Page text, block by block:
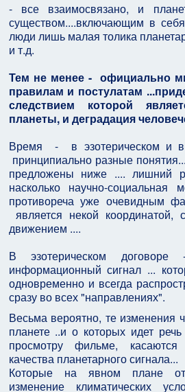
- все взаимосвязано, и
существом....включающим в
люди лишь малая толика
и т.д.
Тем не менее - официально
правилам и постулатам
следствием которой
планеты, и деградация
Время - в эзотерическом и
принципиально разные
предложены ниже .... лишний
насколько научно-социальная
противореча уже очевидным
является некой координатой,
движением ....
В эзотерическом
информационный сигнал ...
одновременно и всегда
сразу во всех "направлениях".
Весьма вероятно, те изменения
планете ..и о которых идет
просмотру фильме,
качества планетарного сигнала...
Которые на явном плане
изменение климатических